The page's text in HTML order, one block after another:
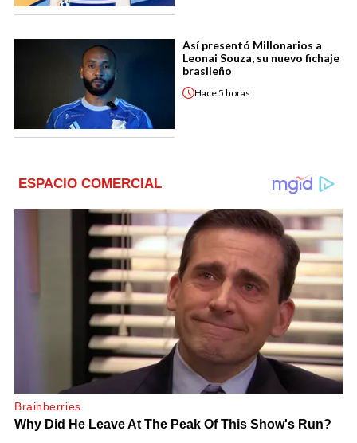
Así presentó Millonarios a
Leonai Souza, su nuevo fichaje
brasileño
Hace5 horas